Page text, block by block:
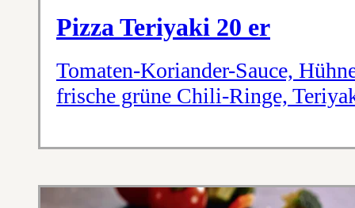
Pizza Teriyaki 20 er
Tomaten-Koriander-Sauce,
frische grüne Chili-Ringe,